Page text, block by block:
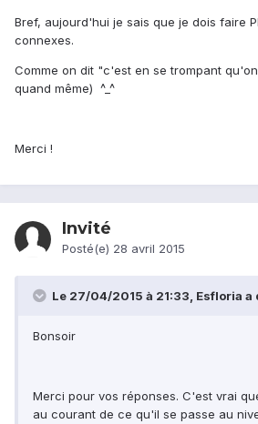
Bref, aujourd'hui je sais que je dois faire
connexes.
Comme on dit "c'est en se trompant
quand même) ^_^
Merci !
Invité
Posté(e) 28 avril 2015
Le 27/04/2015 à 21:33, Esfloria a
Bonsoir
Merci pour vos réponses. C'est vrai
au courant de ce qu'il se passe au